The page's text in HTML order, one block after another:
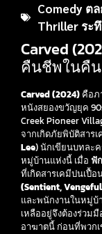
Comedy ต
Thriller ระ
Carved
คืนชีพในคืน
Carved (2024) คือภ
หนังสยองขวัญยุค
Creek Pioneer
จากเกิดภัยพิบัติสาร
Lee) นักเขียนบทละ
หมู่บ้านแห่งนี้ เมื่อ ฟั
ที่เกิดสารเคมีปนเปื้
(Sentient,
และพนักงานในหมู่บ้
เหลืออยู่จึงต้องร่วม
อาฆาตนี้ ก่อนที่พวก